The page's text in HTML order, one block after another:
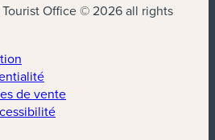
Office © 2026 all rights
de vente